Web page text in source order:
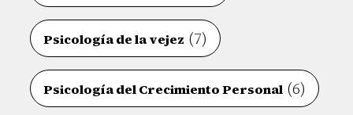
Psicología de la vejez (7)
Psicología del Crecimiento Personal (6)